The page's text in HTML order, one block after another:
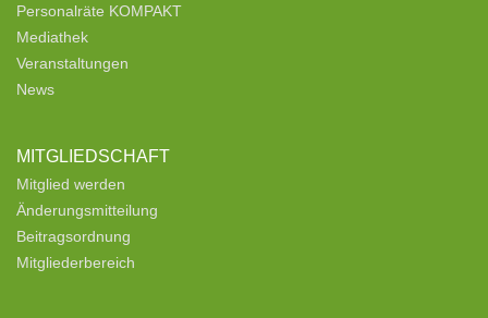
Personalräte KOMPAKT
Mediathek
Veranstaltungen
News
MITGLIEDSCHAFT
Mitglied werden
Änderungsmitteilung
Beitragsordnung
Mitgliederbereich